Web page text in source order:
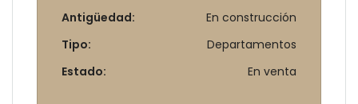
Antigüedad:
En construcción
Tipo:
Departamentos
Estado:
En venta